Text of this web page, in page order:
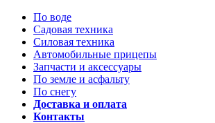
По воде
Садовая техника
Силовая техника
Автомобильные прицепы
Запчасти и аксессуары
По земле и асфальту
По снегу
Доставка и оплата
Контакты